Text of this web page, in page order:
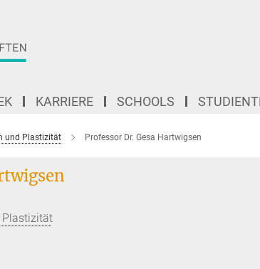
KARRIERE SCHOOLS
und Plastizität Professor Dr. Gesa Hartwigsen
Plastizität